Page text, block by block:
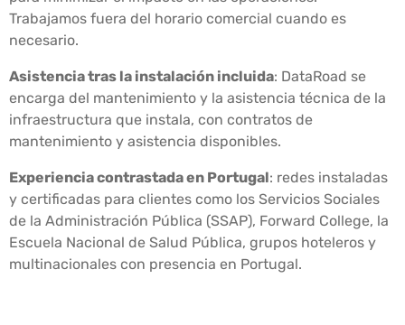
Trabajamos fuera del horario comercial cuando es
necesario.
Asistencia tras la instalación incluida: DataRoad se
encarga del mantenimiento y la asistencia técnica de la
infraestructura que instala, con contratos de
mantenimiento y asistencia disponibles.
Experiencia contrastada en Portugal: redes instaladas
y certificadas para clientes como los Servicios Sociales
de la Administración Pública (SSAP), Forward College, la
Escuela Nacional de Salud Pública, grupos hoteleros y
multinacionales con presencia en Portugal.